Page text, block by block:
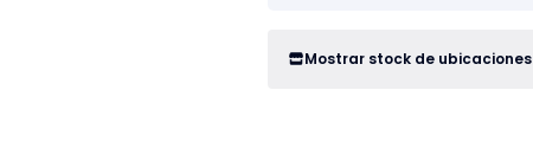
Mostrar stock de ubicaciones